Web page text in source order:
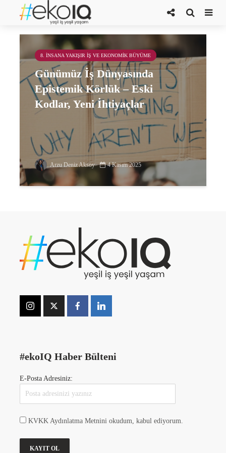
çevresel politikalar
8. İNSANA YAKIŞIR İŞ VE EKONOMIK BÜYÜME
Günümüz İş Dünyasında
Epistemik Körlük – Eski
Kodlar, Yeni İhtiyaçlar
Arzu Deniz Aksoy 4 Kasım 2025
#ekoIQ Haber Bülteni
E-Posta Adresiniz:
KVKK Aydınlatma Metnini okudum, kabul ediyorum.